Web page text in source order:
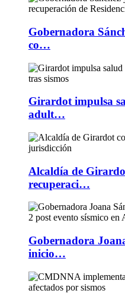
Gobernadora
co…
Girardot impulsa
adult…
Alcaldía de
recuperaci…
Gobernadora
inicio…